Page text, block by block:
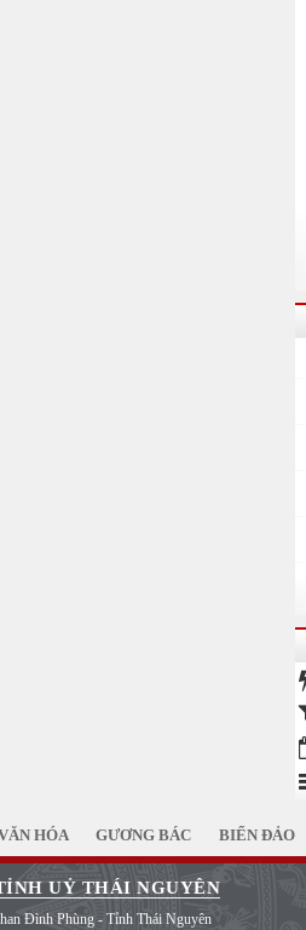
HÓA GƯƠNG BÁC BIỂN ĐẢO
UỶ THÁI NGUYÊN
Đình Phùng - Tỉnh Thái Nguyên